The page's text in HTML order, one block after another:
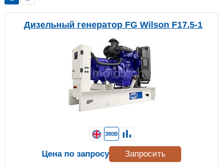
Дизельный генератор FG Wilson F17.5-1
380В
Цена по запросу Запросить